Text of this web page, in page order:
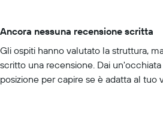
Ancora nessuna recensione scritta
Gli ospiti hanno valutato la struttura,
scritto una recensione. Dai
posizione per capire se è adatta al tuo